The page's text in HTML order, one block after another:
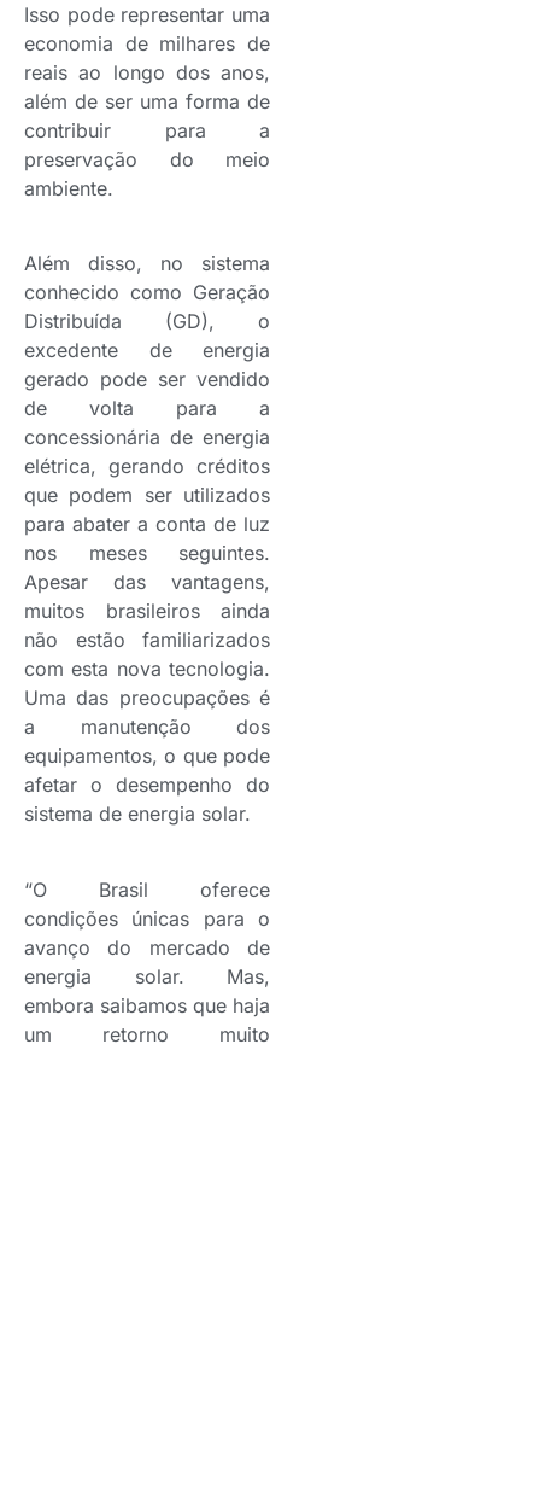
Isso pode representar uma
economia de milhares de
reais ao longo dos anos,
além de ser uma forma de
contribuir para a
preservação do meio
ambiente.
Além disso, no sistema
conhecido como Geração
Distribuída (GD), o
excedente de energia
gerado pode ser vendido
de volta para a
concessionária de energia
elétrica, gerando créditos
que podem ser utilizados
para abater a conta de luz
nos meses seguintes.
Apesar das vantagens,
muitos brasileiros ainda
não estão familiarizados
com esta nova tecnologia.
Uma das preocupações é
a manutenção dos
equipamentos, o que pode
afetar o desempenho do
sistema de energia solar.
“O Brasil oferece
condições únicas para o
avanço do mercado de
energia solar. Mas,
embora saibamos que haja
um retorno muito